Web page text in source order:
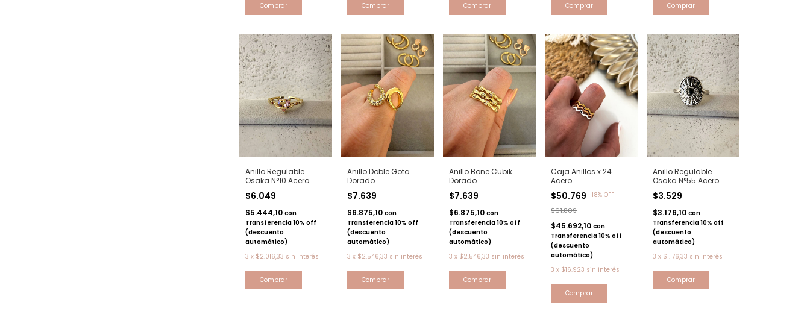
Comprar
Anillo Regulable
Osaka N°10 Acero
$6.049
$5.444,10 con
Transferencia 10% off
(descuento
automático)
3 x $2.016,33 sin interés
Anillo Doble Gota
Dorado
$7.639
$6.875,10 con
Transferencia 10% off
(descuento
automático)
3 x $2.546,33 sin interés
Comprar
Anillo Bone Cubik
Dorado
$7.639
$6.875,10 con
Transferencia 10% off
(descuento
automático)
3 x $2.546,33 sin interés
Comprar
Caja Anillos x 24
Acero
AN2003RPD
$50.769 -18% OFF
$61.809
$45.692,10 con
Transferencia 10% off
(descuento
automático)
3 x $16.923 sin interés
Anillo Regulable
Osaka N°55 Acero
$3.529
$3.176,10 con
Transferencia 10% off
(descuento
automático)
3 x $1.176,33 sin interés